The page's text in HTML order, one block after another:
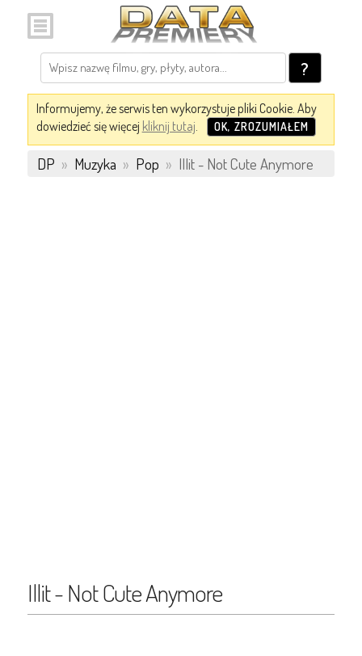
?
Informujemy, że serwis ten wykorzystuje pliki Cookie. Aby
dowiedzieć się więcej kliknij tutaj. OK, ZROZUMIAŁEM
DP » Muzyka » Pop » Illit - Not Cute Anymore
Illit - Not Cute Anymore